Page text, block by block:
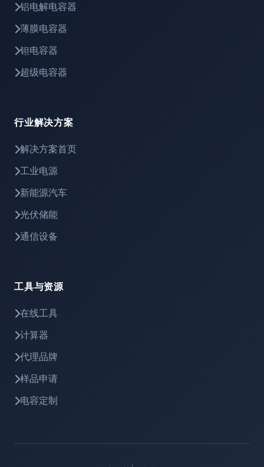
铝电解电容器
薄膜电容器
钽电容器
超级电容器
行业解决方案
解决方案首页
工业电源
新能源汽车
光伏储能
通信设备
工具与资源
在线工具
计算器
代理品牌
样品申请
电容定制